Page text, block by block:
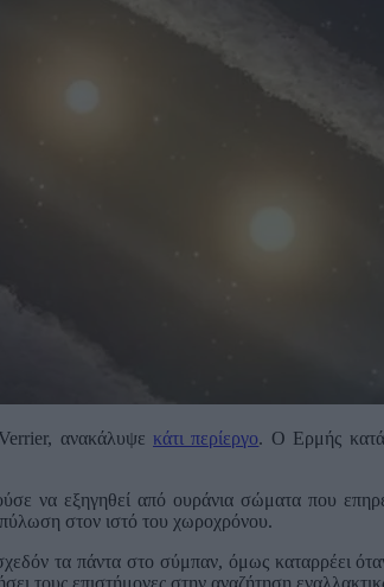
ανακάλυψε κάτι περίεργο. Ο Ερμής
να εξηγηθεί από ουράνια σώματα που
στον ιστό του χωροχρόνου.
τα πάντα στο σύμπαν, όμως καταρρέει